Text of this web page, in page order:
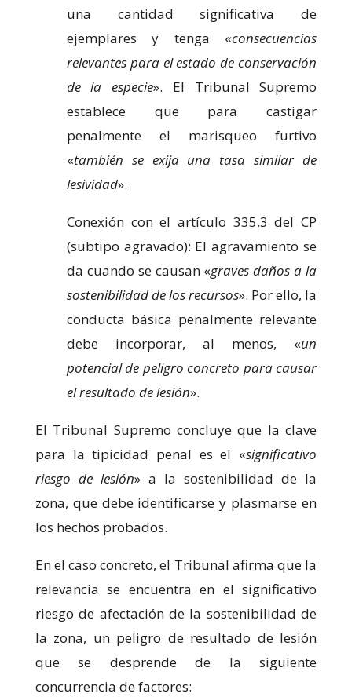
una cantidad significativa de
ejemplares y tenga «consecuencias
relevantes para el estado de conservación
de la especie». El Tribunal Supremo
establece que para castigar
penalmente el marisqueo furtivo
«también se exija una tasa similar de
lesividad».
Conexión con el artículo 335.3 del CP
(subtipo agravado): El agravamiento se
da cuando se causan «graves daños a la
sostenibilidad de los recursos». Por ello, la
conducta básica penalmente relevante
debe incorporar, al menos, «un
potencial de peligro concreto para causar
el resultado de lesión».
El Tribunal Supremo concluye que la clave
para la tipicidad penal es el «significativo
riesgo de lesión» a la sostenibilidad de la
zona, que debe identificarse y plasmarse en
los hechos probados.
En el caso concreto, el Tribunal afirma que la
relevancia se encuentra en el significativo
riesgo de afectación de la sostenibilidad de
la zona, un peligro de resultado de lesión
que se desprende de la siguiente
concurrencia de factores: